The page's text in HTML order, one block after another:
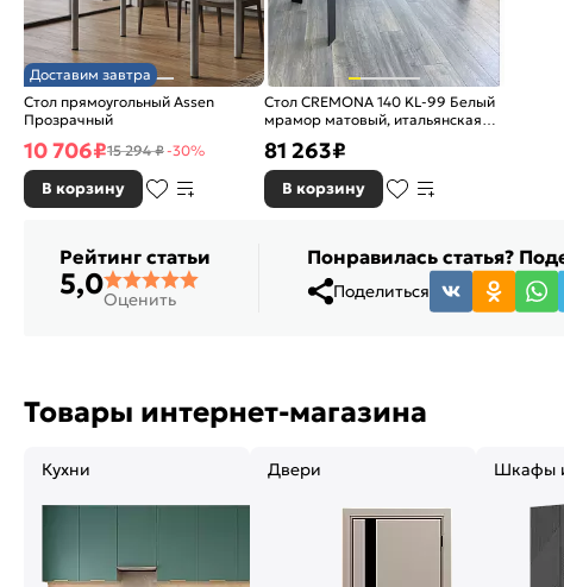
Доставим завтра
Стол прямоугольный Assen
Прозрачный
10 706₽15 294 ₽-30%
В корзину
Стол CREMONA 140 KL-99 Белый
мрамор матовый, итальянская
81 263₽
В корзину
Рейтинг статьи
5,0Оценить
Понравилась статья?
Поделиться
Товары интернет-магазина
Кухни Двери Шкафы